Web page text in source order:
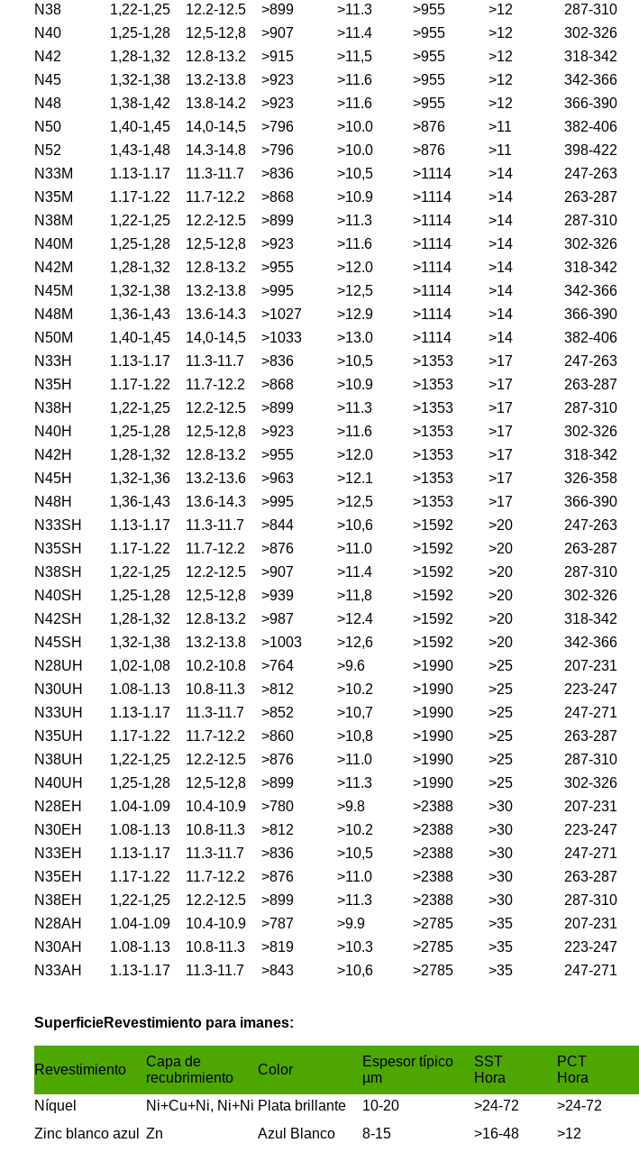
N38
1,22-1,25 12.2-12.5 >899 >11.3 >955 >12 287-310
N40
1,25-1,28 12,5-12,8 >907 >11.4 >955 >12 302-326
N42
1,28-1,32 12.8-13.2 >915 >11,5 >955 >12 318-342
N45
1,32-1,38 13.2-13.8 >923 >11.6 >955 >12 342-366
N48
1,38-1,42 13.8-14.2 >923 >11.6 >955 >12 366-390
N50
1,40-1,45 14,0-14,5 >796 >10.0 >876 >11 382-406
N52
1,43-1,48 14.3-14.8 >796 >10.0 >876 >11 398-422
N33M
1.13-1.17 11.3-11.7 >836 >10,5 >1114 >14 247-263
N35M
1.17-1.22 11.7-12.2 >868 >10.9 >1114 >14 263-287
N38M
1,22-1,25 12.2-12.5 >899 >11.3 >1114 >14 287-310
N40M
1,25-1,28 12,5-12,8 >923 >11.6 >1114 >14 302-326
N42M
1,28-1,32 12.8-13.2 >955 >12.0 >1114 >14 318-342
N45M
1,32-1,38 13.2-13.8 >995 >12,5 >1114 >14 342-366
N48M
1,36-1,43 13.6-14.3 >1027 >12.9 >1114 >14 366-390
N50M
1,40-1,45 14,0-14,5 >1033 >13.0 >1114 >14 382-406
N33H
1.13-1.17 11.3-11.7 >836 >10,5 >1353 >17 247-263
N35H
1.17-1.22 11.7-12.2 >868 >10.9 >1353 >17 263-287
N38H
1,22-1,25 12.2-12.5 >899 >11.3 >1353 >17 287-310
N40H
1,25-1,28 12,5-12,8 >923 >11.6 >1353 >17 302-326
N42H
1,28-1,32 12.8-13.2 >955 >12.0 >1353 >17 318-342
N45H
1,32-1,36 13.2-13.6 >963 >12.1 >1353 >17 326-358
N48H
1,36-1,43 13.6-14.3 >995 >12,5 >1353 >17 366-390
N33SH
1.13-1.17 11.3-11.7 >844 >10,6 >1592 >20 247-263
N35SH
1.17-1.22 11.7-12.2 >876 >11.0 >1592 >20 263-287
N38SH
1,22-1,25 12.2-12.5 >907 >11.4 >1592 >20 287-310
N40SH
1,25-1,28 12,5-12,8 >939 >11,8 >1592 >20 302-326
N42SH
1,28-1,32 12.8-13.2 >987 >12.4 >1592 >20 318-342
N45SH
1,32-1,38 13.2-13.8 >1003 >12,6 >1592 >20 342-366
N28UH
1,02-1,08 10.2-10.8 >764 >9.6 >1990 >25 207-231
N30UH
1.08-1.13 10.8-11.3 >812 >10.2 >1990 >25 223-247
N33UH
1.13-1.17 11.3-11.7 >852 >10,7 >1990 >25 247-271
N35UH
1.17-1.22 11.7-12.2 >860 >10,8 >1990 >25 263-287
N38UH
1,22-1,25 12.2-12.5 >876 >11.0 >1990 >25 287-310
N40UH
1,25-1,28 12,5-12,8 >899 >11.3 >1990 >25 302-326
N28EH
1.04-1.09 10.4-10.9 >780 >9.8 >2388 >30 207-231
N30EH
1.08-1.13 10.8-11.3 >812 >10.2 >2388 >30 223-247
N33EH
1.13-1.17 11.3-11.7 >836 >10,5 >2388 >30 247-271
N35EH
1.17-1.22 11.7-12.2 >876 >11.0 >2388 >30 263-287
N38EH
1,22-1,25 12.2-12.5 >899 >11.3 >2388 >30 287-310
N28AH
1.04-1.09 10.4-10.9 >787 >9.9 >2785 >35 207-231
N30AH
1.08-1.13 10.8-11.3 >819 >10.3 >2785 >35 223-247
N33AH
1.13-1.17 11.3-11.7 >843 >10,6 >2785 >35 247-271
SuperficieRevestimiento para imanes:
Revestimiento
Capa de
recubrimiento
Color
Espesor típico
µm
SST
Hora
PCT
Hora
Níquel Ni+Cu+Ni, Ni+Ni Plata brillante 10-20 >24-72 >24-72
Zinc blanco azul
Zn Azul Blanco 8-15 >16-48 >12